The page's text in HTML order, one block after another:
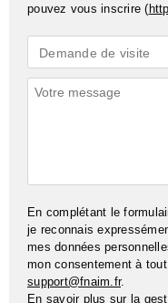
pouvez vous inscrire (
Demande
*
Demande de visite
Commentaires
En complétant le
je reconnais
mes données
mon consentement à
support@fnaim.fr.
En savoir plus sur la